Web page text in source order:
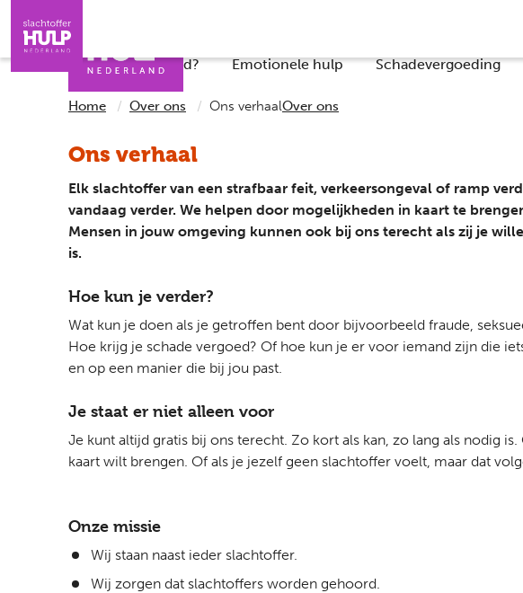
Wat is er gebeurd? Emotionele hulp Schadevergoeding
Home Over ons Ons verhaalOver ons
Ons verhaal
Elk slachtoffer van een strafbaar feit, verkeersongeval of ramp
vandaag verder. We helpen door mogelijkheden in kaart te
Mensen in jouw omgeving kunnen ook bij ons terecht als zij je
is.
Hoe kun je verder?​
Wat kun je doen als je getroffen bent door bijvoorbeeld fraude,
Hoe krijg je schade vergoed? Of hoe kun je er voor iemand zijn die
en op een manier die bij jou past.
Je staat er niet alleen voor ​
Je kunt altijd gratis bij ons terecht. Zo kort als kan, zo lang als nodig is.
kaart wilt brengen. Of als je jezelf geen slachtoffer voelt, maar dat
Onze missie
Wij staan naast ieder slachtoffer.
Wij zorgen dat slachtoffers worden gehoord.